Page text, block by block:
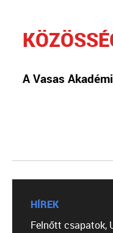
A Vasas
HÍREK
Felnőtt csapatok,